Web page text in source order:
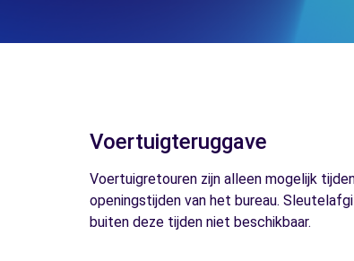
Voertuigteruggave
Voertuigretouren zijn alleen mogelijk
openingstijden van het bureau.
buiten deze tijden niet beschikbaar.